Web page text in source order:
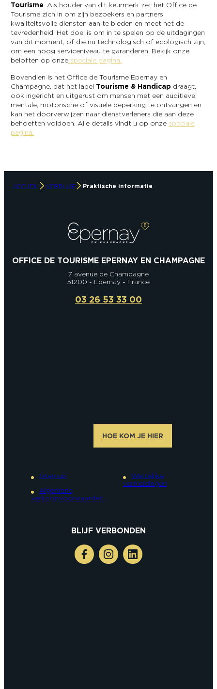
Tourisme. Als houder van dit keurmerk zet het Office de
Tourisme zich in om zijn bezoekers en partners
kwaliteitsvolle diensten aan te bieden en meet het de
tevredenheid. Het doel is om in te spelen op de uitdagingen
van dit moment, of die nu technologisch of ecologisch zijn,
om een hoog serviceniveau te garanderen. Bekijk onze
beloften op onze speciale pagina.
Bovendien is het Office de Tourisme Epernay en
Champagne, dat het label Tourisme & Handicap draagt,
ook ingericht en uitgerust om mensen met een auditieve,
mentale, motorische of visuele beperking te ontvangen en
kan het doorverwijzen naar dienstverleners die aan deze
behoeften voldoen. Alle details vindt u op onze speciale
pagina.
ACCUEIL VERBLIJF Praktische informatie
OFFICE DE TOURISME EPERNAY EN CHAMPAGNE
7 avenue de Champagne
51200 - Epernay - France
03 26 53 33 00
HOE KOM JE HIER
Sitemap
Algemene
verkoopvoorwaarden
Wettelijke
vermeldingen
BLIJF VERBONDEN